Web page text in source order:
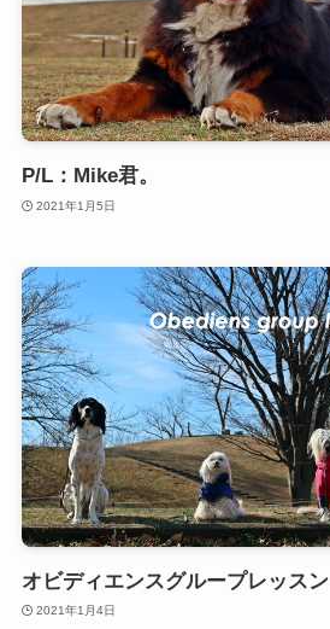
P/L：Mike君。
2021年1月5日
オビディエンスグループレッスン
2021年1月4日